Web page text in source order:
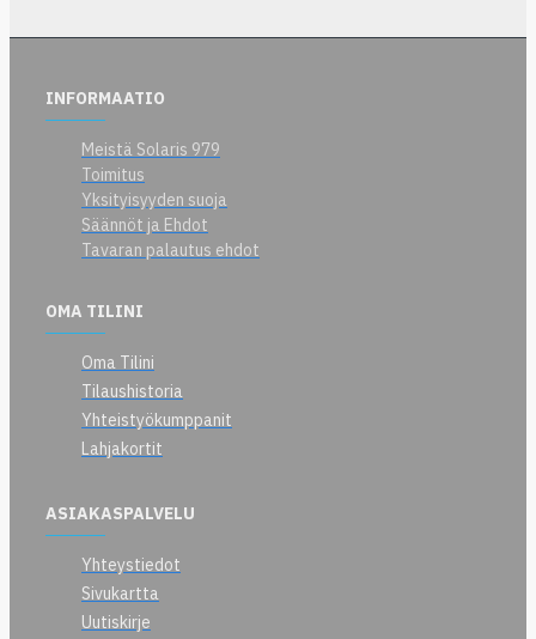
INFORMAATIO
Meistä Solaris 979
Toimitus
Yksityisyyden suoja
Säännöt ja Ehdot
Tavaran palautus ehdot
OMA TILINI
Oma Tilini
Tilaushistoria
Yhteistyökumppanit
Lahjakortit
ASIAKASPALVELU
Yhteystiedot
Sivukartta
Uutiskirje